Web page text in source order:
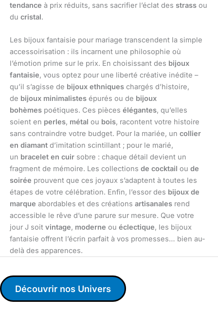
tendance à prix réduits, sans sacrifier l’éclat des strass ou
du cristal.
Les bijoux fantaisie pour mariage transcendent la simple
accessoirisation : ils incarnent une philosophie où
l’émotion prime sur le prix. En choisissant des bijoux
fantaisie, vous optez pour une liberté créative inédite –
qu’il s’agisse de bijoux ethniques chargés d’histoire,
de bijoux minimalistes épurés ou de bijoux
bohèmes poétiques. Ces pièces élégantes, qu’elles
soient en perles, métal ou bois, racontent votre histoire
sans contraindre votre budget. Pour la mariée, un collier
en diamant d’imitation scintillant ; pour le marié,
un bracelet en cuir sobre : chaque détail devient un
fragment de mémoire. Les collections de cocktail ou de
soirée prouvent que ces joyaux s’adaptent à toutes les
étapes de votre célébration. Enfin, l’essor des bijoux de
marque abordables et des créations artisanales rend
accessible le rêve d’une parure sur mesure. Que votre
jour J soit vintage, moderne ou éclectique, les bijoux
fantaisie offrent l’écrin parfait à vos promesses… bien au-
delà des apparences.
Découvrir nos Univers